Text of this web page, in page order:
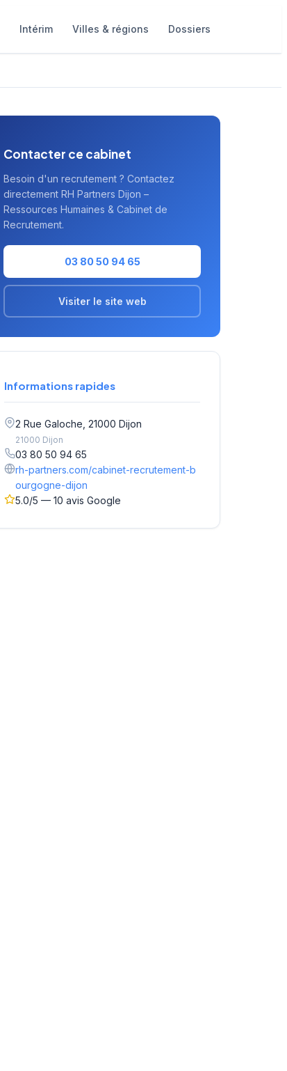
Intérim Villes & régions Dossiers
Contacter ce cabinet
Besoin d'un recrutement ? Contactez
directement RH Partners Dijon –
Ressources Humaines & Cabinet de
Recrutement.
03 80 50 94 65
Visiter le site web
Informations rapides
2 Rue Galoche, 21000 Dijon
21000 Dijon
03 80 50 94 65
rh-partners.com/cabinet-recrutement-b
ourgogne-dijon
5.0/5 — 10 avis Google